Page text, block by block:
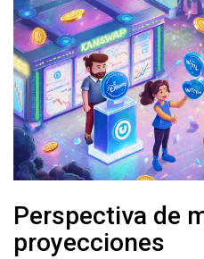
Perspectiva de
proyecciones